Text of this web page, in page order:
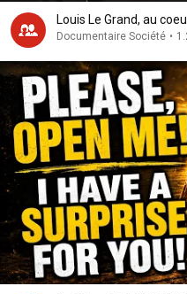
Louis Le Grand, au
Documentaire Société •